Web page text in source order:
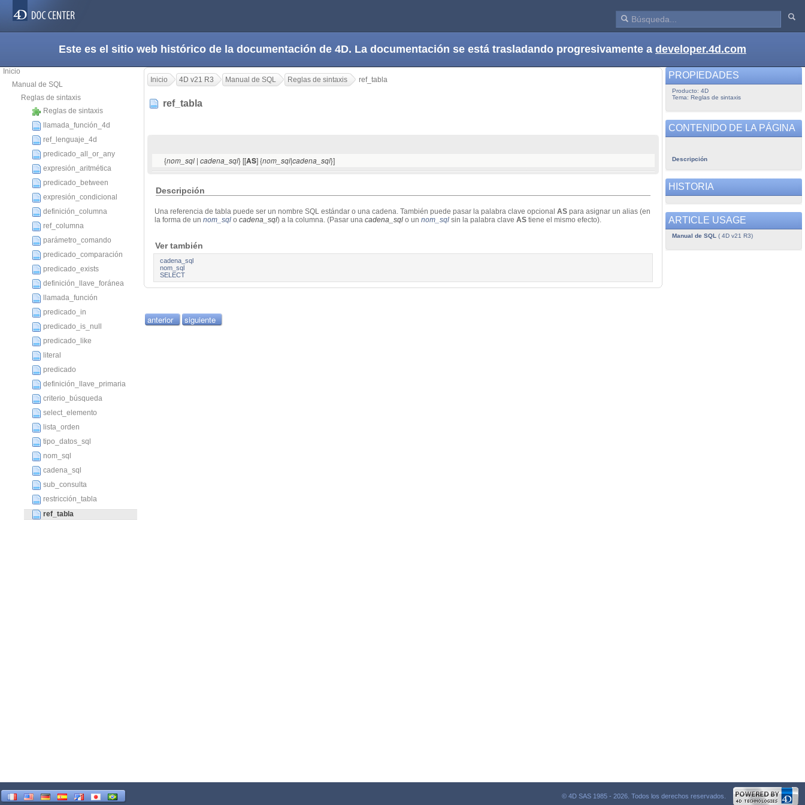
Este es el sitio web histórico de la documentación de 4D. La documentación se está trasladando progresivamente a developer.4d.com
Inicio
Manual de SQL
Reglas de sintaxis
Reglas de sintaxis
llamada_función_4d
ref_lenguaje_4d
predicado_all_or_any
expresión_aritmética
predicado_between
expresión_condicional
definición_columna
ref_columna
parámetro_comando
predicado_comparación
predicado_exists
definición_llave_foránea
llamada_función
predicado_in
predicado_is_null
predicado_like
literal
predicado
definición_llave_primaria
criterio_búsqueda
select_elemento
lista_orden
tipo_datos_sql
nom_sql
cadena_sql
sub_consulta
restricción_tabla
ref_tabla
Inicio 4D v21 R3 Manual de SQL Reglas de sintaxis ref_tabla
ref_tabla
{nom_sql | cadena_sql} [[AS] {nom_sql|cadena_sql}]
Descripción
Una referencia de tabla puede ser un nombre SQL estándar o una cadena. También puede pasar la palabra clave opcional AS para asignar un alias (en
la forma de un nom_sql o cadena_sql) a la columna. (Pasar una cadena_sql o un nom_sql sin la palabra clave AS tiene el mismo efecto).
Ver también
cadena_sql
nom_sql
SELECT
anterior siguiente
PROPIEDADES
Producto: 4D
Tema: Reglas de sintaxis
CONTENIDO DE LA PÁGINA
Descripción
HISTORIA
ARTICLE USAGE
Manual de SQL ( 4D v21 R3)
© 4D SAS 1985 - 2026. Todos los derechos reservados.